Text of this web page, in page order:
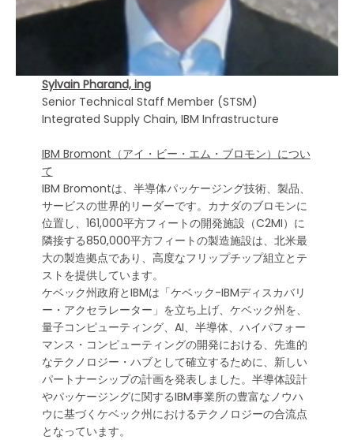
Sylvain Pharand, ing
Senior Technical Staff Member (STSM)
Integrated Supply Chain, IBM Infrastructure
IBM Bromont（アイ・ビー・エム・ブロモン）につい
て
IBM Bromontは、半導体パッケージング技術、製品、
サービスの世界的リーダーです。カナダのブロモンに
位置し、161,000平方フィートの開発施設（C2MI）に
隣接する850,000平方フィートの製造施設は、北米最
大の製造拠点であり、高度なフリップチップ組立とテ
ストを提供しています。
ケベック州政府とIBMは「ケベック-IBMディスカバリ
ー・アクセラレーター」を立ち上げ、ケベック州を、
量子コンピューティング、AI、半導体、ハイパフォー
マンス・コンピューティングの開発における、先進的
なテクノロジー・ハブとして確立するために、新しい
パートナーシップの計画を発表しました。半導体設計
やパッケージングに関するIBM事業所の豊富なノウハ
ウに基づくケベック州におけるテクノロジーの合流点
となっています。